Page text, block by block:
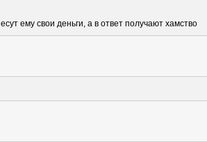
ему свои деньги, а в ответ получают хамство